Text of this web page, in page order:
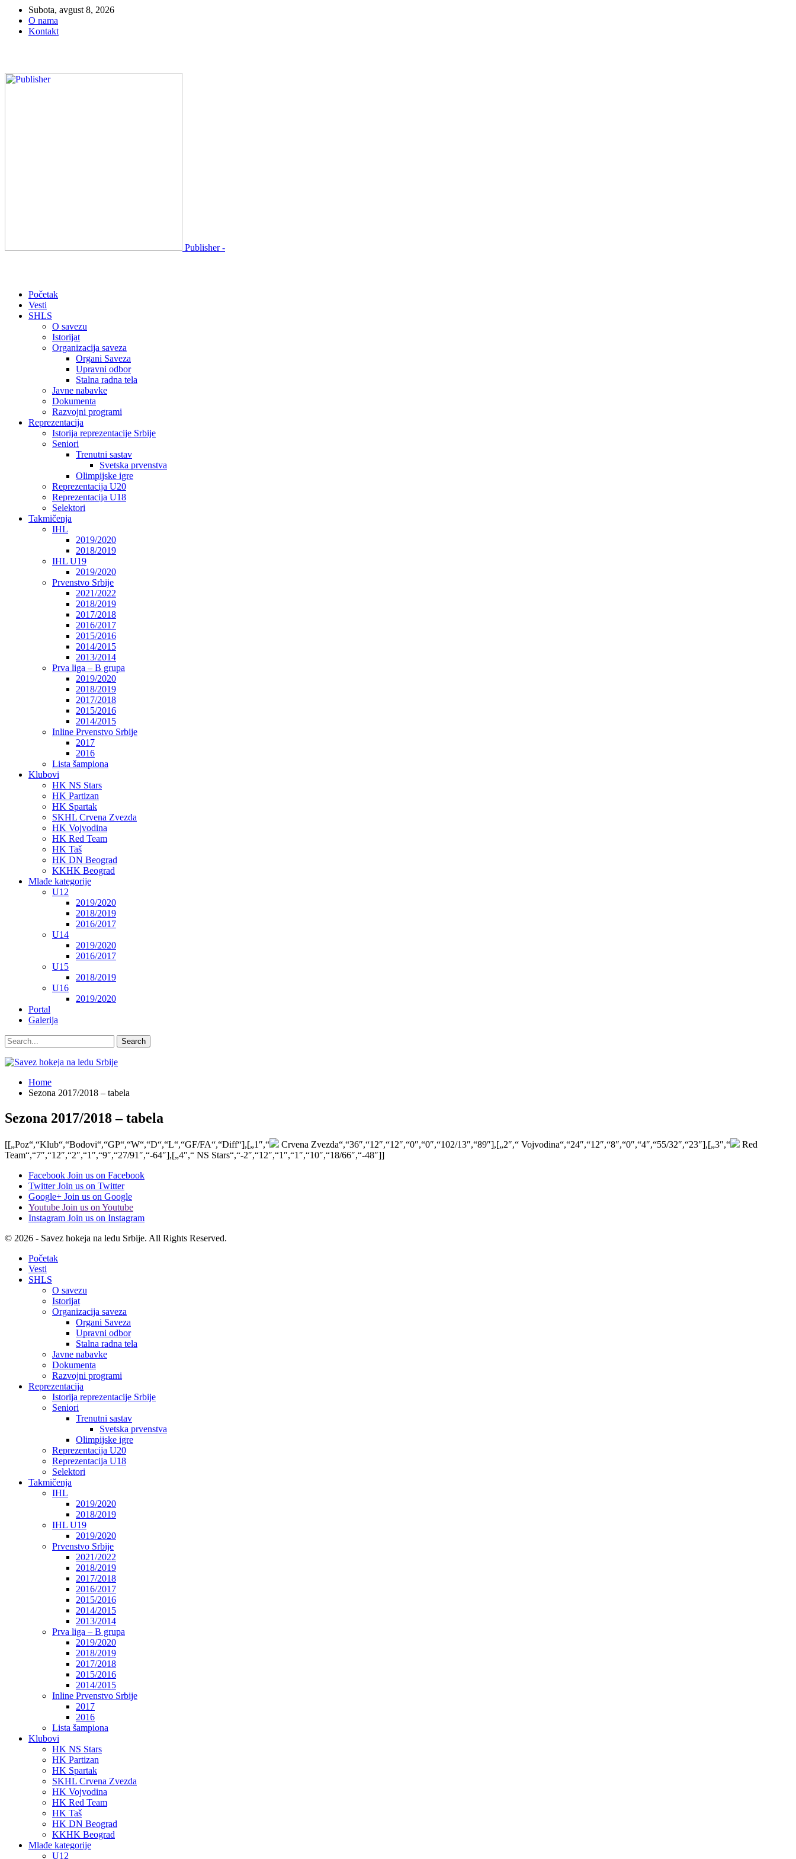
Subota, avgust 8, 2026
O nama
Kontakt
Publisher -
Početak
Vesti
SHLS
O savezu
Istorijat
Organizacija saveza
Organi Saveza
Upravni odbor
Stalna radna tela
Javne nabavke
Dokumenta
Razvojni programi
Reprezentacija
Istorija reprezentacije Srbije
Seniori
Trenutni sastav
Svetska prvenstva
Olimpijske igre
Reprezentacija U20
Reprezentacija U18
Selektori
Takmičenja
IHL
2019/2020
2018/2019
IHL U19
2019/2020
Prvenstvo Srbije
2021/2022
2018/2019
2017/2018
2016/2017
2015/2016
2014/2015
2013/2014
Prva liga – B grupa
2019/2020
2018/2019
2017/2018
2015/2016
2014/2015
Inline Prvenstvo Srbije
2017
2016
Lista šampiona
Klubovi
HK NS Stars
HK Partizan
HK Spartak
SKHL Crvena Zvezda
HK Vojvodina
HK Red Team
HK Taš
HK DN Beograd
KKHK Beograd
Mlađe kategorije
U12
2019/2020
2018/2019
2016/2017
U14
2019/2020
2016/2017
U15
2018/2019
U16
2019/2020
Portal
Galerija
Home
Sezona 2017/2018 – tabela
Sezona 2017/2018 – tabela
[[„Poz“,“Klub“,“Bodovi“,“GP“,“W“,“D“,“L“,“GF/FA“,“Diff“],[„1″,“ Crvena Zvezda“,“36″,“12″,“12″,“0″,“0″,“102/13″,“89″],[„2″,“ Vojvodina“,“24″,“12″,“8″,“0″,“4″,“55/32″,“23″],[„3″,“
Red
Team“,“7″,“12″,“2″,“1″,“9″,“27/91″,“-64″],[„4″,“ NS Stars“,“-2″,“12″,“1″,“1″,“10″,“18/66″,“-48″]]
Facebook Join us on Facebook
Twitter Join us on Twitter
Google+ Join us on Google
Youtube Join us on Youtube
Instagram Join us on Instagram
© 2026 - Savez hokeja na ledu Srbije. All Rights Reserved.
Početak
Vesti
SHLS
O savezu
Istorijat
Organizacija saveza
Organi Saveza
Upravni odbor
Stalna radna tela
Javne nabavke
Dokumenta
Razvojni programi
Reprezentacija
Istorija reprezentacije Srbije
Seniori
Trenutni sastav
Svetska prvenstva
Olimpijske igre
Reprezentacija U20
Reprezentacija U18
Selektori
Takmičenja
IHL
2019/2020
2018/2019
IHL U19
2019/2020
Prvenstvo Srbije
2021/2022
2018/2019
2017/2018
2016/2017
2015/2016
2014/2015
2013/2014
Prva liga – B grupa
2019/2020
2018/2019
2017/2018
2015/2016
2014/2015
Inline Prvenstvo Srbije
2017
2016
Lista šampiona
Klubovi
HK NS Stars
HK Partizan
HK Spartak
SKHL Crvena Zvezda
HK Vojvodina
HK Red Team
HK Taš
HK DN Beograd
KKHK Beograd
Mlađe kategorije
U12